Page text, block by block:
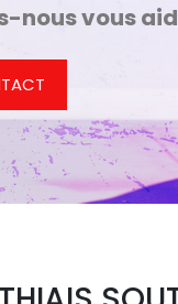
nous vous